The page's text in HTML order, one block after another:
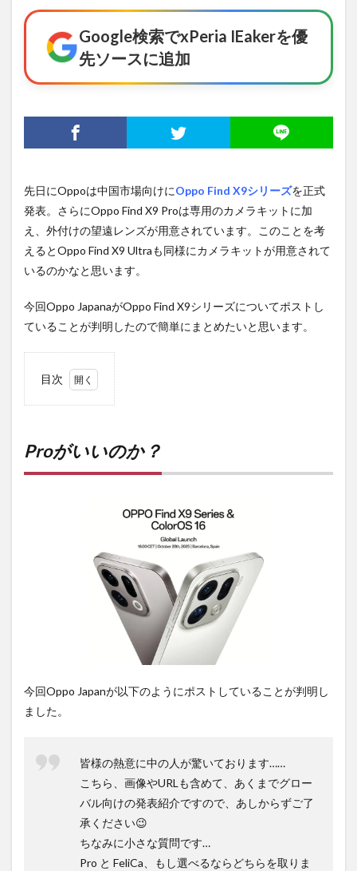
Google検索でxPeria IEakerを優
先ソースに追加
先日にOppoは中国市場向けにOppo Find X9シリーズを正式
発表。さらにOppo Find X9 Proは専用のカメラキットに加
え、外付けの望遠レンズが用意されています。このことを考
えるとOppo Find X9 Ultraも同様にカメラキットが用意されて
いるのかなと思います。
今回Oppo JapanaがOppo Find X9シリーズについてポストし
ていることが判明したので簡単にまとめたいと思います。
目次
か？
め！
Proがいいのか？
今回Oppo Japanが以下のようにポストしていることが判明し
ました。
皆様の熱意に中の人が驚いております……
こちら、画像やURLも含めて、あくまでグロー
バル向けの発表紹介ですので、あしからずご了
承ください😉
ちなみに小さな質問です…
Pro と FeliCa、もし選べるならどちらを取りま